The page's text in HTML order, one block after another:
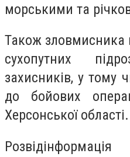
морськими та
Також зловмисника
сухопутних
захисників, у тому
до бойових
Херсонської області.